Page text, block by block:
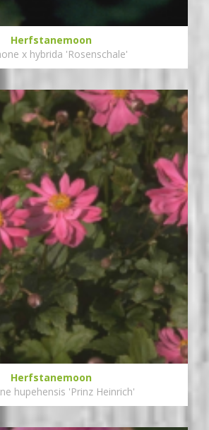
Herfstanemoon
x hybrida 'Rosenschale'
Herfstanemoon
hupehensis 'Prinz Heinrich'